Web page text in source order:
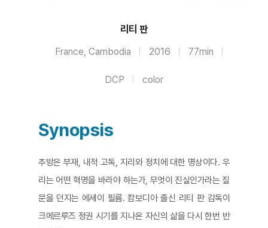
리티 판
France, Cambodia 2016 77min
DCP color
Synopsis
추방은 부재, 내적 고독, 지리와 정치에 대한 명상이다. 우
리는 어떤 혁명을 바라야 하는가, 무엇이 진실인가라는 질
문을 던지는 에세이 필름. 캄보디아 출신 리티 판 감독이
크메르루즈 정권 시기를 지나온 자신의 삶을 다시 한번 반